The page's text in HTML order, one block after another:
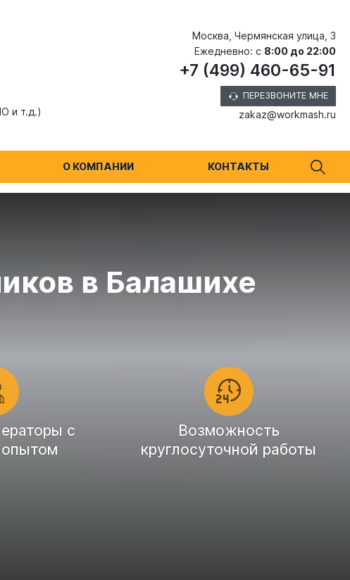
и т.д.)
Москва, Чермянская улица, 3
Ежедневно: с 8:00 до 22:00
+7 (499) 460-65-91
ПЕРЕЗВОНИТЕ МНЕ
zakaz@workmash.ru
О КОМПАНИИ КОНТАКТЫ
в Балашихе
с
Возможность
круглосуточной работы